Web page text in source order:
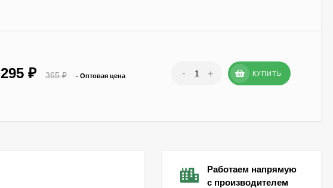
295₽ 365₽ - Оптовая цена - + КУПИТЬ
Работаем напрямую
с производителем